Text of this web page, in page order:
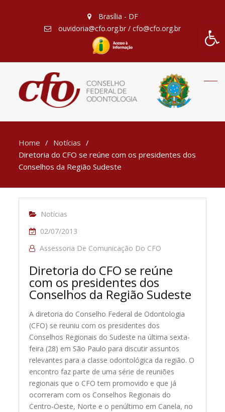
Barra
Brasília - DF
ouvidoria@cfo.org.br / cfo@cfo.org.br
Home
Notícias
Diretoria do CFO se reúne com os presidentes dos
Conselhos da Região Sudeste
Notícias
02/07/2013
Assessoria De Comunicação Do CFO
Diretoria do CFO se reúne
com os presidentes dos
Conselhos da Região Sudeste
A diretoria do Conselho Federal de Odontologia
(CFO) se reuniu com os presidentes dos
Conselhos Regionais do Sudeste na última sexta-
feira (28) em São Paulopara discutir assuntos
relevantes para a classe odontológica da região. O
encontro faz parte de uma série de reuniões
regionais que o CFO tem promovido e que já
ocorreram com os Conselhos Regionais do
Centro-Oeste, Norte e o penúltimo em Canela, no